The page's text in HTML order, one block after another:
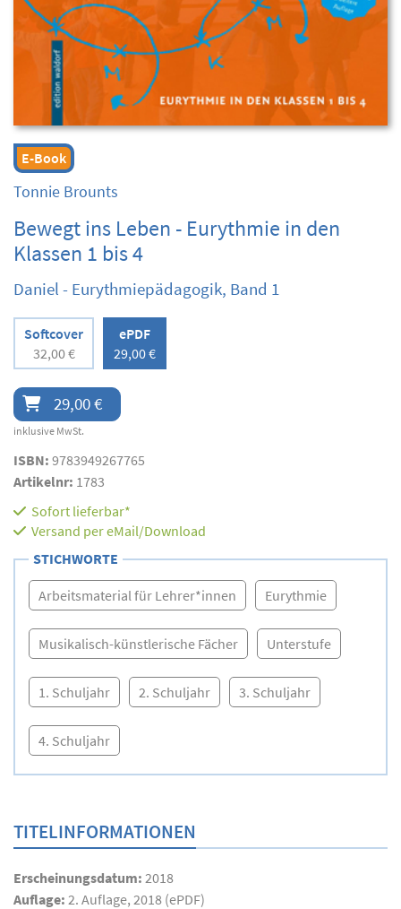
E-Book
Tonnie Brounts
Bewegt ins Leben - Eurythmie in den
Klassen 1 bis 4
Daniel - Eurythmiepädagogik, Band 1
Softcover
32,00 €
ePDF
29,00 €
29,00 €
inklusive MwSt.
ISBN: 9783949267765
Artikelnr: 1783
Sofort lieferbar*
Versand per eMail/Download
STICHWORTE
Arbeitsmaterial für Lehrer*innen Eurythmie
Musikalisch-künstlerische Fächer Unterstufe
1. Schuljahr 2. Schuljahr 3. Schuljahr
4. Schuljahr
TITELINFORMATIONEN
Erscheinungsdatum: 2018
Auflage: 2. Auflage, 2018 (ePDF)